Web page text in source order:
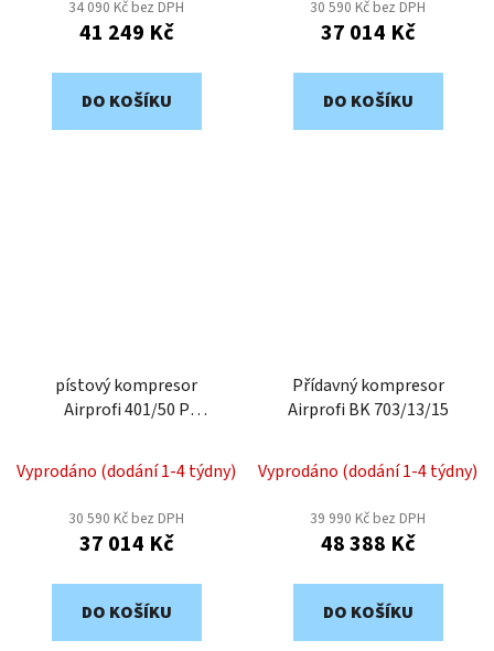
34 090 Kč bez DPH
41 249 Kč
DO KOŠÍKU
30 590 Kč bez DPH
37 014 Kč
DO KOŠÍKU
pístový kompresor
Airprofi 401/50 P
Vyprodáno (dodání 1-4 týdny)
30 590 Kč bez DPH
37 014 Kč
DO KOŠÍKU
Přídavný kompresor
Airprofi BK 703/13/15
Vyprodáno (dodání 1-4 týdny)
39 990 Kč bez DPH
48 388 Kč
DO KOŠÍKU